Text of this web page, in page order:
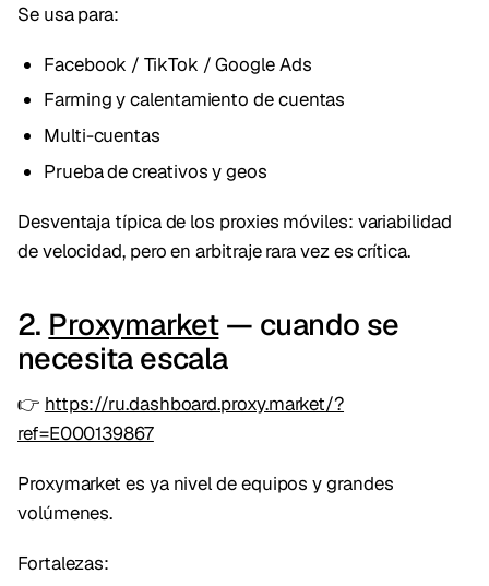
Se usa para:
Facebook / TikTok / Google Ads
Farming y calentamiento de cuentas
Multi-cuentas
Prueba de creativos y geos
Desventaja típica de los proxies móviles: variabilidad
de velocidad, pero en arbitraje rara vez es crítica.
2. Proxymarket— cuando se
necesita escala
👉 https://ru.dashboard.proxy.market/?
ref=E000139867
Proxymarket es ya nivel de equipos y grandes
volúmenes.
Fortalezas: